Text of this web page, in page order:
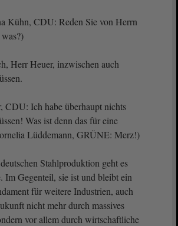
Kühn, CDU: Reden Sie von Herrn
Herr Heuer, inzwischen auch
CDU: Ich habe überhaupt nichts
Was ist denn das für eine
Lüddemann, GRÜNE: Merz!)
Stahlproduktion geht es
Im Gegenteil, sie ist und bleibt ein
für weitere Industrien, auch
nicht mehr durch massives
vor allem durch wirtschaftliche